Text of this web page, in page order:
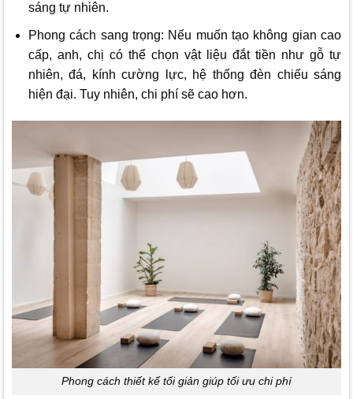
sáng tự nhiên.
Phong cách sang trọng: Nếu muốn tạo không gian cao
cấp, anh, chị có thể chọn vật liệu đắt tiền như gỗ tự
nhiên, đá, kính cường lực, hệ thống đèn chiếu sáng
hiện đại. Tuy nhiên, chi phí sẽ cao hơn.
Phong cách thiết kế tối giản giúp tối ưu chi phí